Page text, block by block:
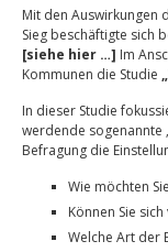
Mit den Auswirkungen
Sieg beschäftigte sich
[siehe hier …] Im
Kommunen die Studie
In dieser Studie
werdende sogenannte
Befragung die
Wie möchten
Können Sie
Welche Art der